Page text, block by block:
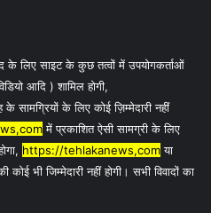
के लिए साइट के कुछ तत्वों में उपयोगकर्ताओं
आदि ) शामिल होगी,
सामग्रियों के लिए कोई ज़िम्मेदारी नहीं
में प्रकाशित ऐसी सामग्री के लिए
https://tehlakanews,comया
भी जिम्मेदारी नहीं होगी। सभी विवादों का